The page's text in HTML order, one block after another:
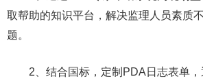
取帮助的知识平台，解决监理人员素质
题。
2、结合国标，定制PDA日志表单，